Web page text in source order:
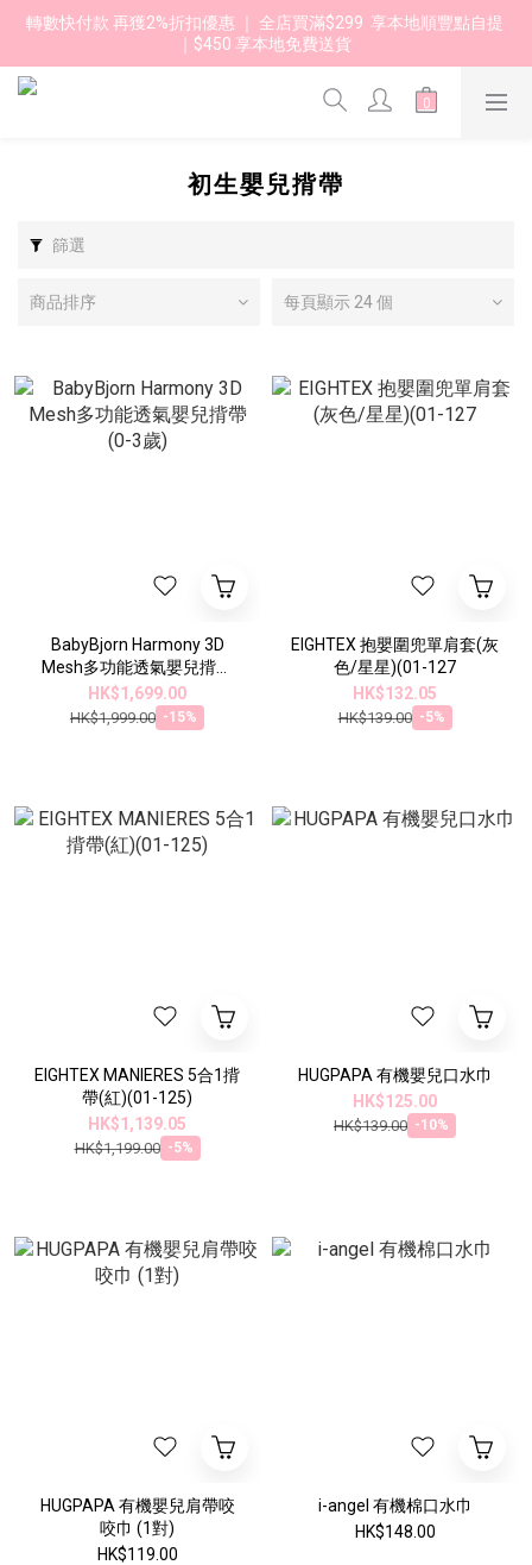
轉數快付款 再獲2%折扣優惠 ｜ 全店買滿$299  享本地順豐點自提
｜$450 享本地免費送貨
初生嬰兒揹帶
篩選
商品排序 每頁顯示 24 個
BabyBjorn Harmony 3D
Mesh多功能透氣嬰兒揹帶
(0-3歲)
HK$1,699.00
HK$1,999.00 -15%
EIGHTEX 抱嬰圍兜單肩套(灰
色/星星)(01-127
HK$132.05
HK$139.00 -5%
EIGHTEX MANIERES 5合1揹
帶(紅)(01-125)
HK$1,139.05
HK$1,199.00 -5%
HUGPAPA 有機嬰兒口水巾
HK$125.00
HK$139.00 -10%
HUGPAPA 有機嬰兒肩帶咬
咬巾 (1對)
HK$119.00
i-angel 有機棉口水巾
HK$148.00